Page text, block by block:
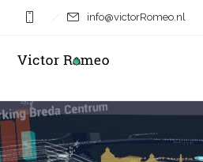
info@victorRomeo.nl